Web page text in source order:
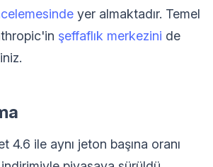
yer almaktadır. Temel
şeffaflık merkezini de
4.6 ile aynı jeton başına oranı